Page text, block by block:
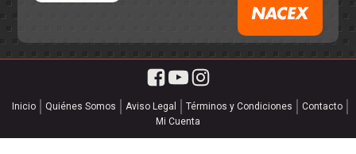
Inicio Quiénes Somos Aviso Legal Términos y Condiciones
Contacto
Mi Cuenta